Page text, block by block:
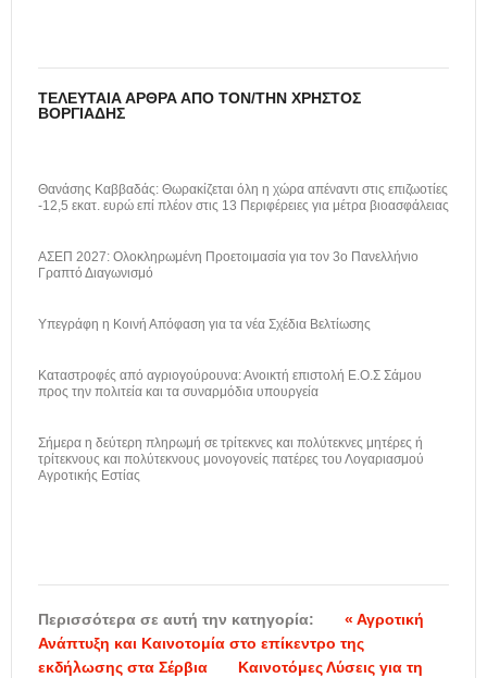
ΤΕΛΕΥΤΑΊΑ ΆΡΘΡΑ ΑΠΌ ΤΟΝ/ΤΗΝ ΧΡΉΣΤΟΣ
ΒΟΡΓΙΆΔΗΣ
Θανάσης Καββαδάς: Θωρακίζεται όλη η χώρα απέναντι στις επιζωοτίες
-12,5 εκατ. ευρώ επί πλέον στις 13 Περιφέρειες για μέτρα βιοασφάλειας
ΑΣΕΠ 2027: Ολοκληρωμένη Προετοιμασία για τον 3ο Πανελλήνιο
Γραπτό Διαγωνισμό
Υπεγράφη η Κοινή Απόφαση για τα νέα Σχέδια Βελτίωσης
Καταστροφές από αγριογούρουνα: Ανοικτή επιστολή Ε.Ο.Σ Σάμου
προς την πολιτεία και τα συναρμόδια υπουργεία
Σήμερα η δεύτερη πληρωμή σε τρίτεκνες και πολύτεκνες μητέρες ή
τρίτεκνους και πολύτεκνους μονογονείς πατέρες του Λογαριασμού
Αγροτικής Εστίας
Περισσότερα σε αυτή την κατηγορία:
« Αγροτική
Ανάπτυξη και Καινοτομία στο επίκεντρο της
εκδήλωσης στα Σέρβια
Καινοτόμες Λύσεις για τη